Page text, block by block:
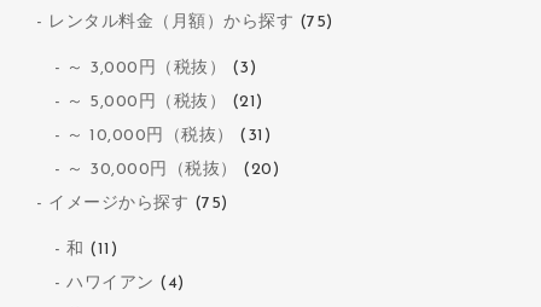
レンタル料金（月額）から探す (75)
～ 3,000円（税抜）
(3)
～ 5,000円（税抜）
(21)
～ 10,000円（税抜）
(31)
～ 30,000円（税抜）
(20)
イメージから探す (75)
和 (11)
ハワイアン (4)